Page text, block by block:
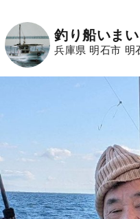
釣り船いまい
兵庫県 明石市 明